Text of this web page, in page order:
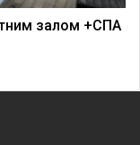
залом +СПА